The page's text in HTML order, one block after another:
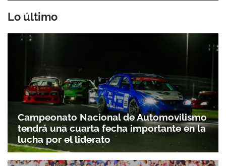
Lo último
Campeonato Nacional de Automovilismo
tendrá una cuarta fecha importante en la
lucha por el liderato